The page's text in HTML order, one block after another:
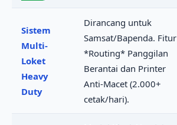
Sistem
Multi-
Loket
Heavy
Duty
Dirancang untuk
Samsat/Bapenda. Fitur
*Routing* Panggilan
Berantai dan Printer
Anti-Macet (2.000+
cetak/hari).